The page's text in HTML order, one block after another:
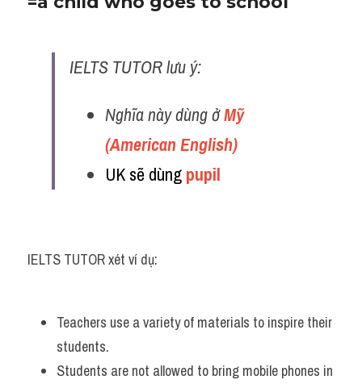
IELTS TUTOR lưu ý:
Nghĩa này dùng ở Mỹ
(American English)
UK sẽ dùng pupil
IELTS TUTOR xét ví dụ:
Teachers use a variety of materials to inspire their
students.
Students are not allowed to bring mobile phones in